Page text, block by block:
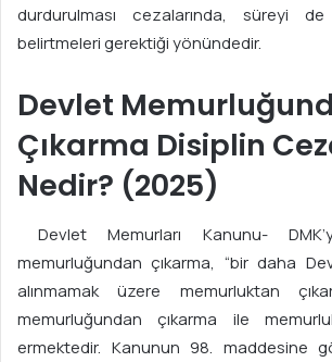
durdurulması cezalarında, süreyi
belirtmeleri gerektiği yönündedir.
Devlet
Çıkarma Disiplin
Nedir? (2025)
Devlet Memurları Kanunu-
memurluğundan çıkarma, “bir daha
alınmamak üzere memurluktan
memurluğundan çıkarma ile
ermektedir. Kanunun 98. maddesine